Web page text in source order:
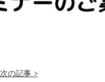
次の記事 >